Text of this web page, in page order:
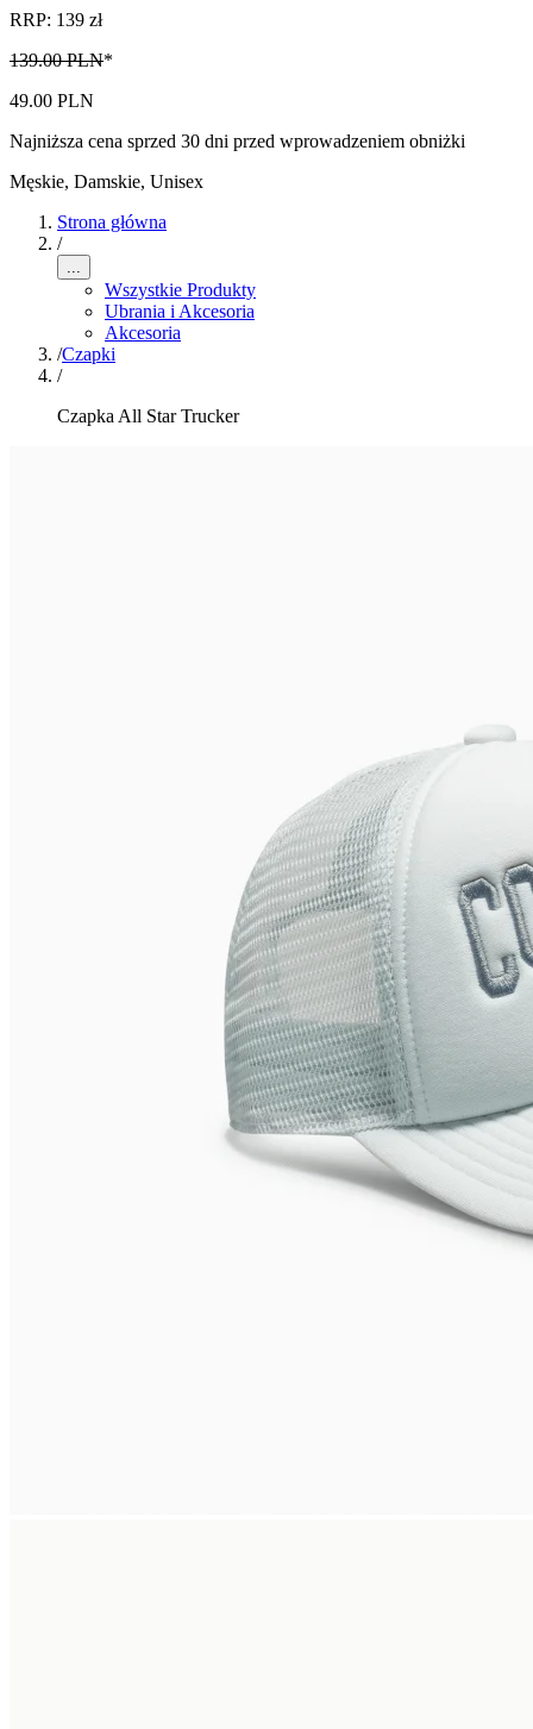
RRP: 139 zł
139.00 PLN*
49.00 PLN
Najniższa cena sprzed 30 dni przed wprowadzeniem obniżki
Męskie, Damskie, Unisex
Strona główna
/
...
Wszystkie Produkty
Ubrania i Akcesoria
Akcesoria
/Czapki
/
Czapka All Star Trucker